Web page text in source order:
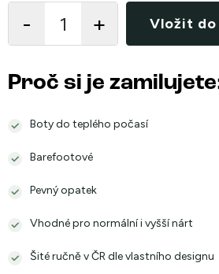
cena:
Vložit do
Proč si je
Boty do teplého počasí
Barefootové
Pevný opatek
Vhodné pro normální i vyšší nárt
Šité ručně v ČR dle vlastního designu